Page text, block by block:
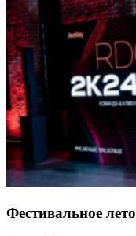
Фестивальное лето